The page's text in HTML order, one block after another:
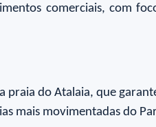
comerciais, com
do Atalaia, que
mais movimentadas do